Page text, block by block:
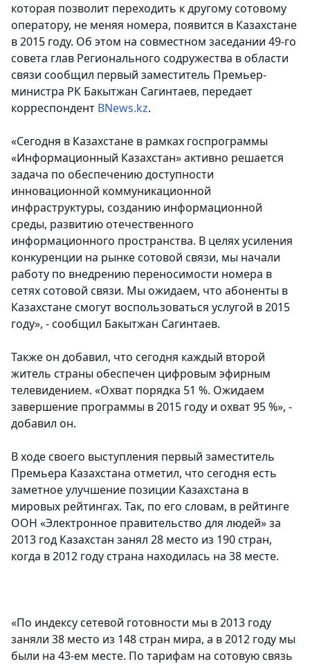
которая позволит переходить к другому сотовому
оператору, не меняя номера, появится в Казахстане
в 2015 году. Об этом на совместном заседании 49-го
совета глав Регионального содружества в области
связи сообщил первый заместитель Премьер-
министра РК Бакытжан Сагинтаев, передает
корреспондент BNews.kz.
«Сегодня в Казахстане в рамках госпрограммы
«Информационный Казахстан» активно решается
задача по обеспечению доступности
инновационной коммуникационной
инфраструктуры, созданию информационной
среды, развитию отечественного
информационного пространства. В целях усиления
конкуренции на рынке сотовой связи, мы начали
работу по внедрению переносимости номера в
сетях сотовой связи. Мы ожидаем, что абоненты в
Казахстане смогут воспользоваться услугой в 2015
году», - сообщил Бакытжан Сагинтаев.
Также он добавил, что сегодня каждый второй
житель страны обеспечен цифровым эфирным
телевидением. «Охват порядка 51 %. Ожидаем
завершение программы в 2015 году и охват 95 %», -
добавил он.
В ходе своего выступления первый заместитель
Премьера Казахстана отметил, что сегодня есть
заметное улучшение позиции Казахстана в
мировых рейтингах. Так, по его словам, в рейтинге
ООН «Электронное правительство для людей» за
2013 год Казахстан занял 28 место из 190 стран,
когда в 2012 году страна находилась на 38 месте.
«По индексу сетевой готовности мы в 2013 году
заняли 38 место из 148 стран мира, а в 2012 году мы
были на 43-ем месте. По тарифам на сотовую связь